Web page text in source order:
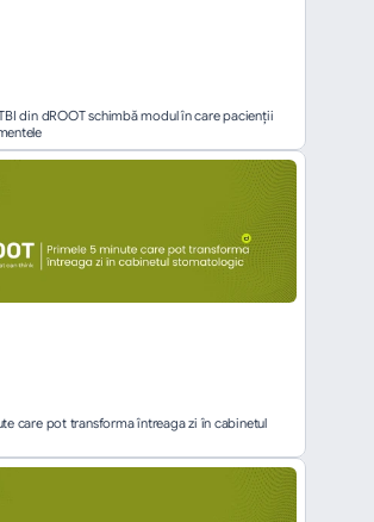
din dROOT schimbă modul în care pacienții
care pot transforma întreaga zi în cabinetul